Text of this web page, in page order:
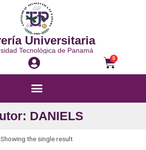
Universitaria
Tecnológica de Panamá
0
DANIELS
Showing the single result